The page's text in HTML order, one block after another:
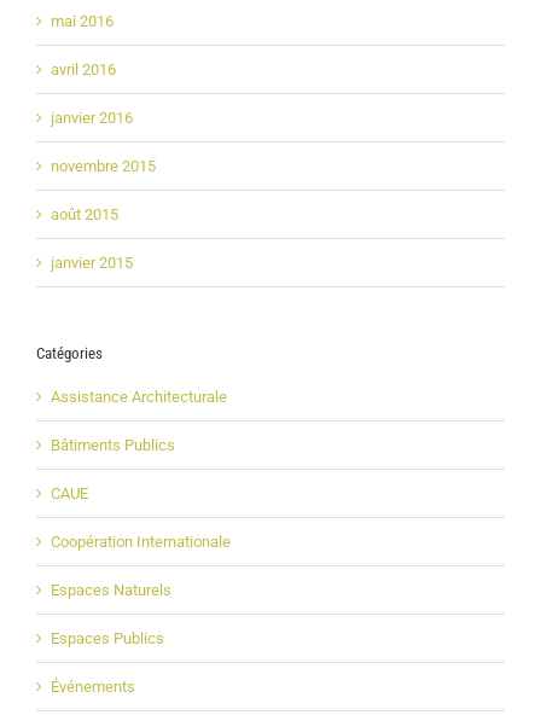
mai 2016
avril 2016
janvier 2016
novembre 2015
août 2015
janvier 2015
Catégories
Assistance Architecturale
Bâtiments Publics
CAUE
Coopération Internationale
Espaces Naturels
Espaces Publics
Événements